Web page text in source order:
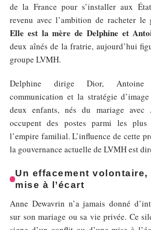
de la France pour s’installer aux
revenu avec l’ambition de racheter le
Elle est la mère de Delphine et
deux aînés de la fratrie, aujourd’hui
groupe LVMH.
Delphine dirige Dior, Antoine
communication et la stratégie
deux enfants, nés du mariage avec
occupent des postes parmi les plus
l’empire familial. L’influence de cette
la gouvernance actuelle de LVMH est
Un effacement volontaire,
mise à l’écart
Anne Dewavrin n’a jamais donné
sur son mariage ou sa vie privée. Ce